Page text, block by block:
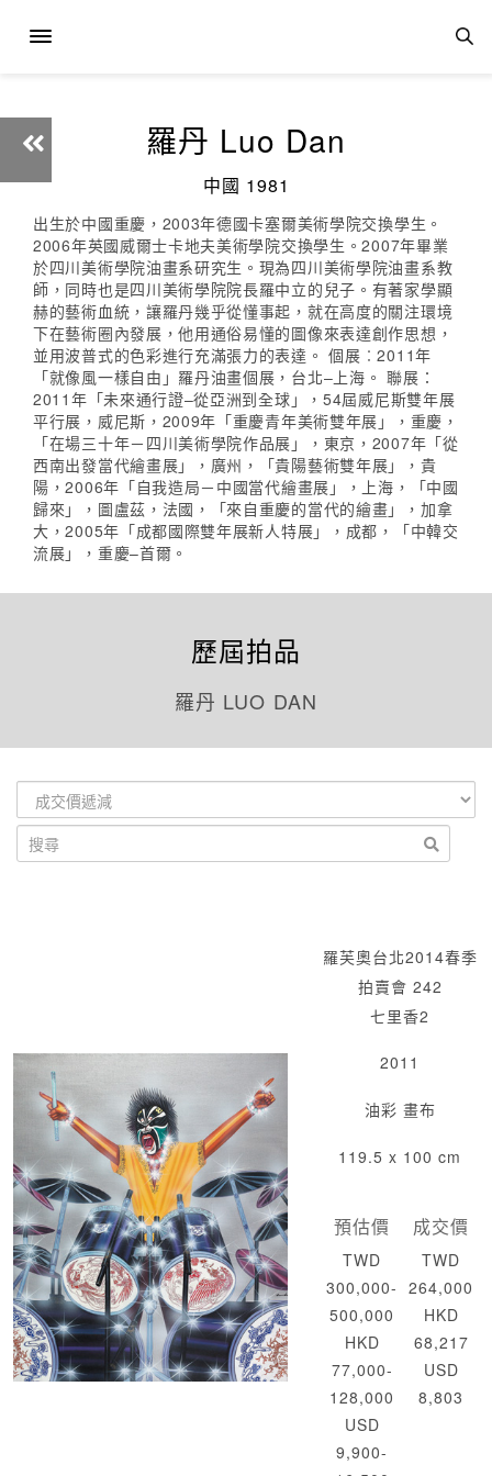
羅丹 Luo Dan
中國 1981
出生於中國重慶，2003年德國卡塞爾美術學院交換學生。
2006年英國威爾士卡地夫美術學院交換學生。2007年畢業
於四川美術學院油畫系研究生。現為四川美術學院油畫系教
師，同時也是四川美術學院院長羅中立的兒子。有著家學顯
赫的藝術血統，讓羅丹幾乎從懂事起，就在高度的關注環境
下在藝術圈內發展，他用通俗易懂的圖像來表達創作思想，
並用波普式的色彩進行充滿張力的表達。 個展︰2011年
「就像風一樣自由」羅丹油畫個展，台北–上海。 聯展：
2011年「未來通行證–從亞洲到全球」，54屆威尼斯雙年展
平行展，威尼斯，2009年「重慶青年美術雙年展」，重慶，
「在場三十年－四川美術學院作品展」，東京，2007年「從
西南出發當代繪畫展」，廣州，「貴陽藝術雙年展」，貴
陽，2006年「自我造局－中國當代繪畫展」，上海，「中國
歸來」，圖盧茲，法國，「來自重慶的當代的繪畫」，加拿
大，2005年「成都國際雙年展新人特展」，成都，「中韓交
流展」，重慶–首爾。
歷屆拍品
羅丹 LUO DAN
羅芙奧台北2014春季
拍賣會 242
七里香2
2011
油彩 畫布
119.5 x 100 cm
預估價
TWD
300,000-
500,000
HKD
77,000-
128,000
USD
9,900-
成交價
TWD
264,000
HKD
68,217
USD
8,803